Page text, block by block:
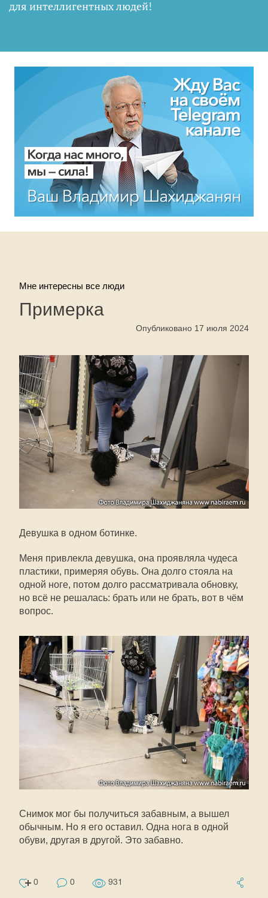
для интеллигентных людей!
Мне интересны все люди
Примерка
Опубликовано 17 июля 2024
Девушка в одном ботинке.
Меня привлекла девушка, она проявляла чудеса
пластики, примеряя обувь. Она долго стояла на
одной ноге, потом долго рассматривала обновку,
но всё не решалась: брать или не брать, вот в чём
вопрос.
Снимок мог бы получиться забавным, а вышел
обычным. Но я его оставил. Одна нога в одной
обуви, другая в другой. Это забавно.
0 0 931